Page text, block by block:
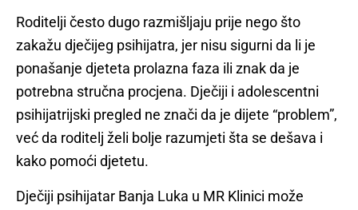
Roditelji često dugo razmišljaju prije nego što
zakažu dječijeg psihijatra, jer nisu sigurni da li je
ponašanje djeteta prolazna faza ili znak da je
potrebna stručna procjena. Dječiji i adolescentni
psihijatrijski pregled ne znači da je dijete “problem”,
već da roditelj želi bolje razumjeti šta se dešava i
kako pomoći djetetu.
Dječiji psihijatar Banja Luka u MR Klinici može